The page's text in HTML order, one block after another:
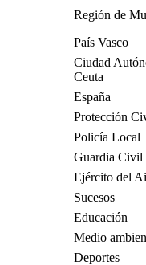
Región de
País Vasco
Ciudad
Ceuta
España
Protección
Policía Local
Guardia Civil
Ejército del
Sucesos
Educación
Medio
Deportes